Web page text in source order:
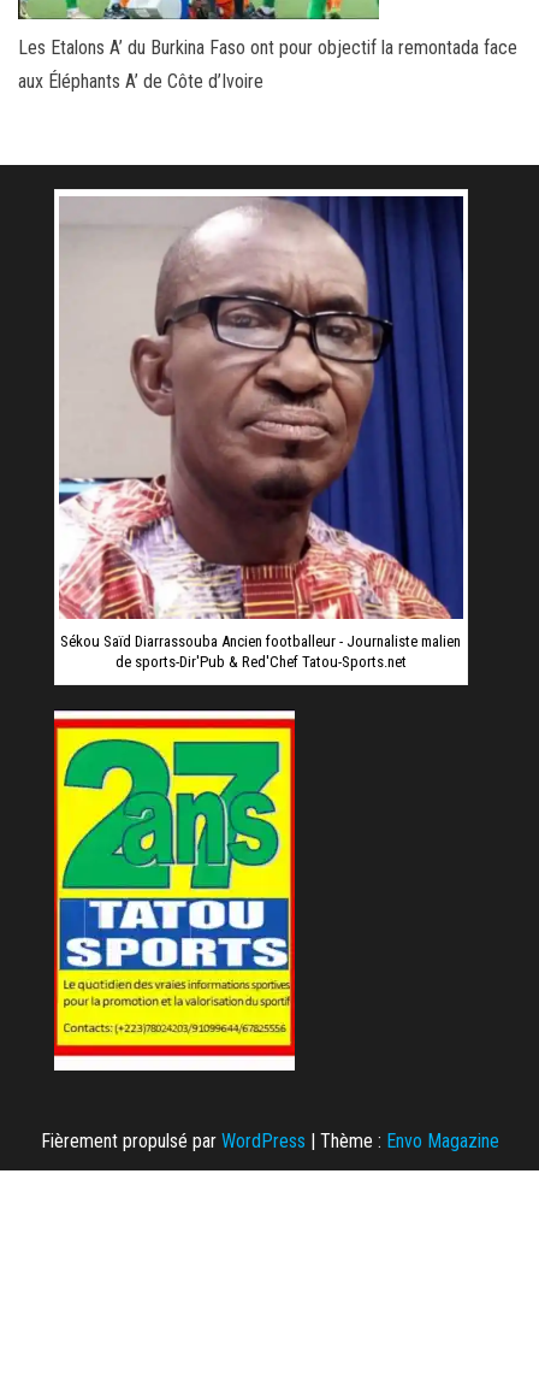
Les Etalons A’ du Burkina Faso ont pour objectif la remontada face
aux Éléphants A’ de Côte d’Ivoire
Sékou Saïd Diarrassouba Ancien footballeur - Journaliste malien
de sports-Dir'Pub & Red'Chef Tatou-Sports.net
Fièrement propulsé par WordPress | Thème : Envo Magazine